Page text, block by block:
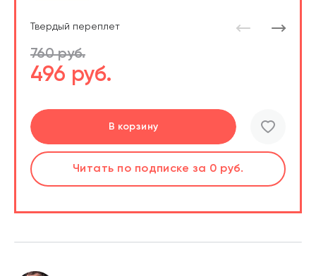
Твердый переплет
760 руб.
496 руб.
В корзину
В корзине
Читать по подписке за 0 руб.
Перейти
Читать по подписке за 0 руб.
Перейти
Слушатьпо подпискеза 0 руб.